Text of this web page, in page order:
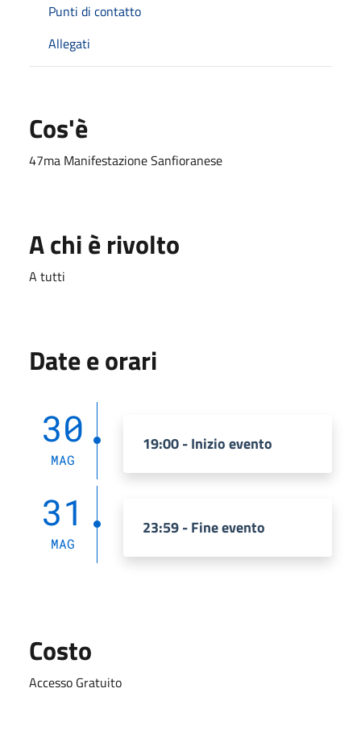
Punti di contatto
Allegati
Cos'è
47ma Manifestazione Sanfioranese
A chi è rivolto
A tutti
Date e orari
30
MAG
19:00 - Inizio evento
31
MAG
23:59 - Fine evento
Costo
Accesso Gratuito